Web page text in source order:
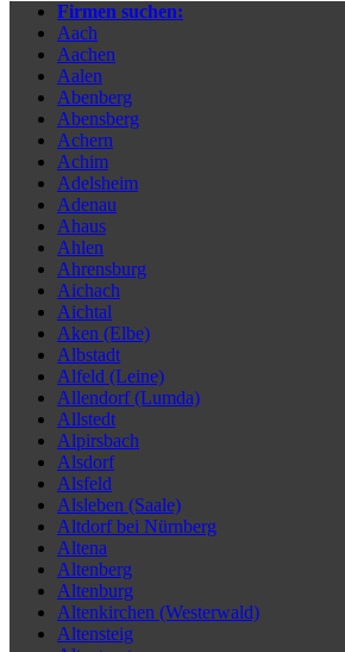
Firmen suchen:
Aach
Aachen
Aalen
Abenberg
Abensberg
Achern
Achim
Adelsheim
Adenau
Ahaus
Ahlen
Ahrensburg
Aichach
Aichtal
Aken (Elbe)
Albstadt
Alfeld (Leine)
Allendorf (Lumda)
Allstedt
Alpirsbach
Alsdorf
Alsfeld
Alsleben (Saale)
Altdorf bei Nürnberg
Altena
Altenberg
Altenburg
Altenkirchen (Westerwald)
Altensteig